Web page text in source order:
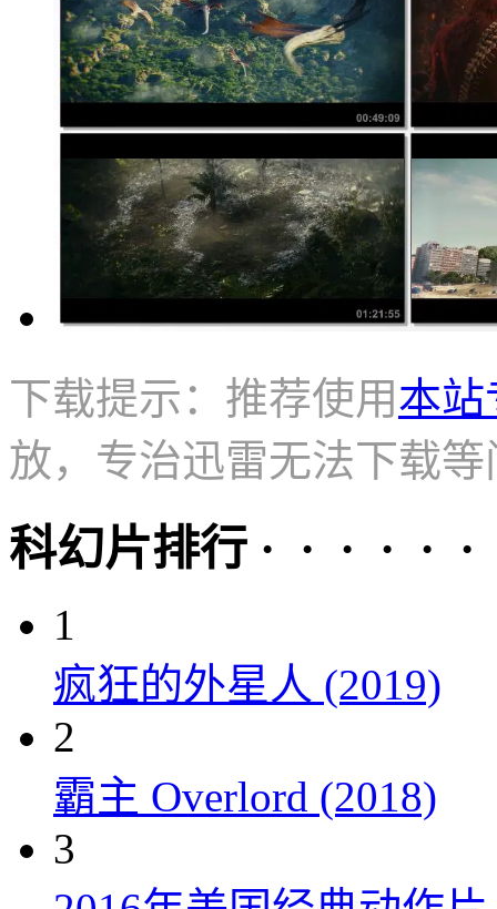
下载提示：推荐使用本站
放，专治迅雷无法下载等
科幻片排行 · · · · · ·
1
疯狂的外星人 (2019)
2
霸主 Overlord (2018)
3